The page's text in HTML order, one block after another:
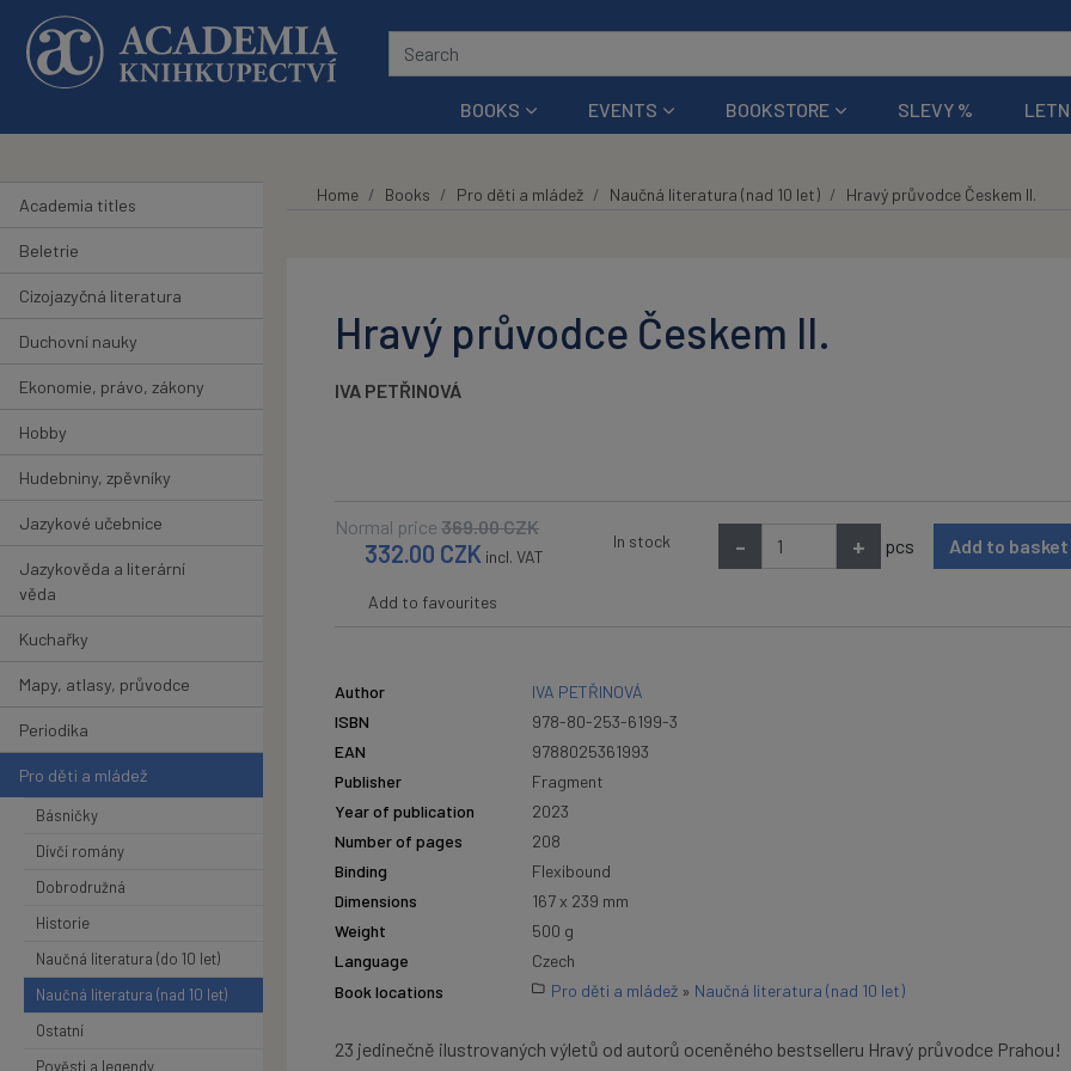
Skip to main content
BOOKS EVENTS BOOKSTORE SLEVY %
Academia titles
Beletrie
Cizojazyčná literatura
Duchovní nauky
Ekonomie, právo, zákony
Hobby
Hudebniny, zpěvníky
Jazykové učebnice
Jazykověda a literární
věda
Kuchařky
Mapy, atlasy, průvodce
Periodika
Pro děti a mládež
Básničky
Dívčí romány
Dobrodružná
Historie
Naučná literatura (do 10 let)
Naučná literatura (nad 10 let)
Ostatní
Pověsti a legendy
Home Books Pro děti a mládež Naučná literatura (nad 10 let) Hravý průvodce Českem II.
Hravý průvodce Českem II.
IVA PETŘINOVÁ
Normal price 369.00CZK
332.00 CZK incl. VAT
In stock - + pcs Add to basket
Add to favourites
Author
IVA PETŘINOVÁ
ISBN
978-80-253-6199-3
EAN
9788025361993
Publisher
Fragment
Year of publication
2023
Number of pages
208
Binding
Flexibound
Dimensions
167 x 239 mm
Weight
500 g
Language
Czech
Book locations
Pro děti a mládež » Naučná literatura (nad 10 let)
23 jedinečně ilustrovaných výletů od autorů oceněného bestselleru Hravý průvodce Prahou!